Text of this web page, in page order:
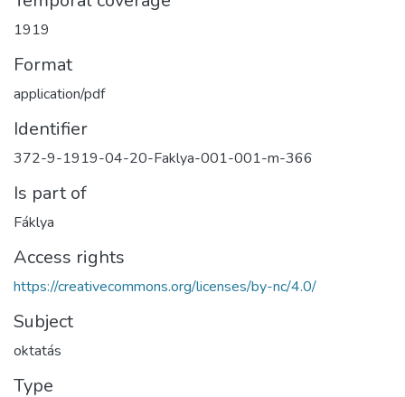
1919
Format
application/pdf
Identifier
372-9-1919-04-20-Faklya-001-001-m-366
Is part of
Fáklya
Access rights
https://creativecommons.org/licenses/by-nc/4.0/
Subject
oktatás
Type